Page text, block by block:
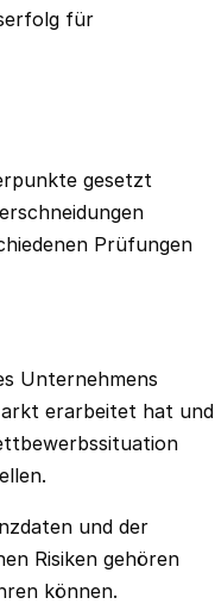
für
gesetzt
Prüfungen
Unternehmens
erarbeitet hat und
und der
Risiken gehören
können.